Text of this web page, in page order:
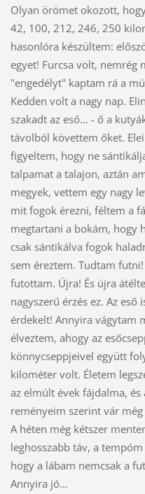
Olyan örömet okozott,
42, 100, 212, 246, 250
hasonlóra készültem:
egyet! Furcsa volt, nemrég
"engedélyt" kaptam rá a
Kedden volt a nagy nap.
szakadt az eső... - ő a
távolból követtem őket.
figyeltem, hogy ne
talpamat a talajon, aztán
megyek, vettem egy nagy
mit fogok érezni, féltem a
megtartani a bokám, hogy
csak sántikálva fogok
sem éreztem. Tudtam
futottam. Újra! És újra
nagyszerű érzés ez. Az
érdekelt! Annyira vágytam
élveztem, ahogy az
könnycseppjeivel együtt
kilométer volt. Életem
az elmúlt évek fájdalma,
reményeim szerint vár
A héten még kétszer
leghosszabb táv, a
hogy a lábam nemcsak a
Annyira jó...